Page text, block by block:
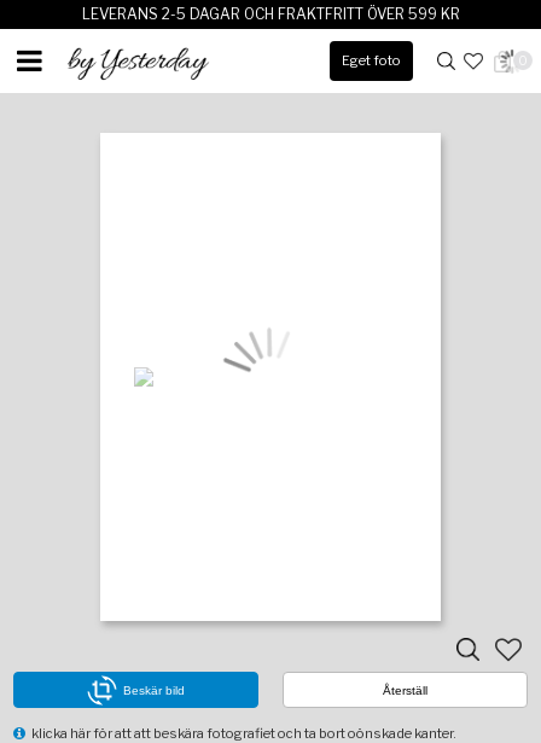
LEVERANS 2-5 DAGAR OCH FRAKTFRITT ÖVER 599 KR
Eget foto 0
Beskär bild Återställ
klicka här för att att beskära fotografiet och ta bort oönskade kanter.